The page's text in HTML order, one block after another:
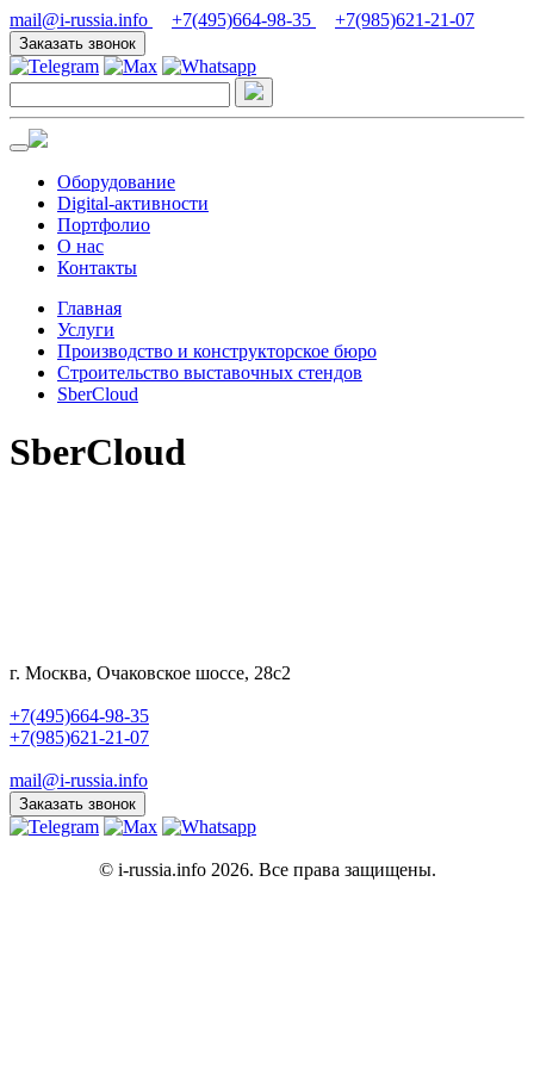
mail@i-russia.info +7(495)664-98-35 +7(985)621-21-07
Заказать звонок
Оборудование
Digital-активности
Портфолио
О нас
Контакты
Главная
Услуги
Производство и конструкторское бюро
Строительство выставочных стендов
SberCloud
SberCloud
г. Москва, Очаковское шоссе, 28с2
+7(495)664-98-35
+7(985)621-21-07
mail@i-russia.info
Заказать звонок
© i-russia.info 2026. Все права защищены.